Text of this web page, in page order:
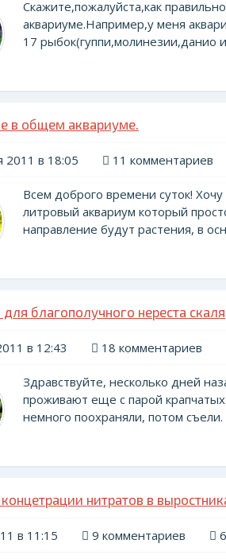
Скажите,пожалуйста,как
аквариуме.Например,у меня
17 рыбок(гуппи,молинезии,данио
в общем аквариуме.
2011 в 18:05 11 комментариев
Всем доброго времени суток!
литровый аквариум который
направление будут растения, в
благополучного нереста
в 12:43 18 комментариев
Здравствуйте, несколько дней
проживают еще с парой
немного поохраняли, потом съели.
нитратов в
в 11:15 9 комментариев